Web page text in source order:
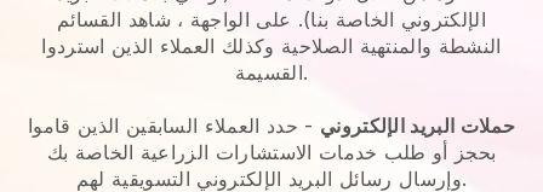
الإلكتروني الخاصة بنا). على الواجهة ، شاهد القسائم
النشطة والمنتهية الصلاحية وكذلك العملاء الذين استردوا
القسيمة.
حملات البريد الإلكتروني - حدد العملاء السابقين الذين قاموا
بحجز أو طلب خدمات الاستشارات الزراعية الخاصة بك
وإرسال رسائل البريد الإلكتروني التسويقية لهم.